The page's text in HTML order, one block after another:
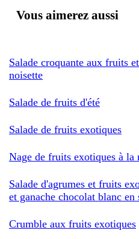
Vous aimerez aussi
Salade croquante aux fruits
noisette
Salade de fruits d'été
Salade de fruits exotiques
Nage de fruits exotiques à la
Salade d'agrumes et fruits
et ganache chocolat blanc en
Crumble aux fruits exotiques